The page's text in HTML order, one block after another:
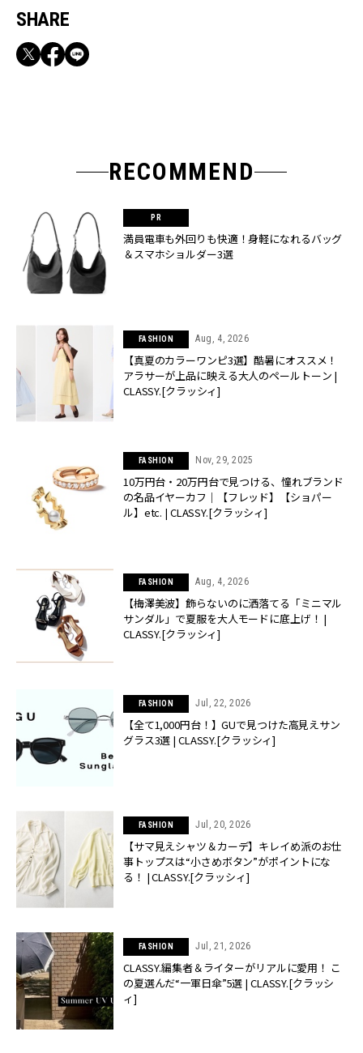
SHARE
RECOMMEND
満員電車も外回りも快適！身軽になれるバッグ
＆スマホショルダー3選
FASHION Aug, 4, 2026
【真夏のカラーワンピ3選】酷暑にオススメ！
アラサーが上品に映える大人のペールトーン |
CLASSY.[クラッシィ]
FASHION Nov, 29, 2025
10万円台・20万円台で見つける、憧れブランド
の名品イヤーカフ｜【フレッド】【ショパー
ル】etc. | CLASSY.[クラッシィ]
FASHION Aug, 4, 2026
【梅澤美波】飾らないのに洒落てる「ミニマル
サンダル」で夏服を大人モードに底上げ！ |
CLASSY.[クラッシィ]
FASHION Jul, 22, 2026
【全て1,000円台！】GUで見つけた高見えサン
グラス3選 | CLASSY.[クラッシィ]
FASHION Jul, 20, 2026
【サマ見えシャツ＆カーデ】キレイめ派のお仕
事トップスは“小さめボタン”がポイントにな
る！ | CLASSY.[クラッシィ]
FASHION Jul, 21, 2026
CLASSY.編集者＆ライターがリアルに愛用！ こ
の夏選んだ“一軍日傘”5選 | CLASSY.[クラッシ
ィ]